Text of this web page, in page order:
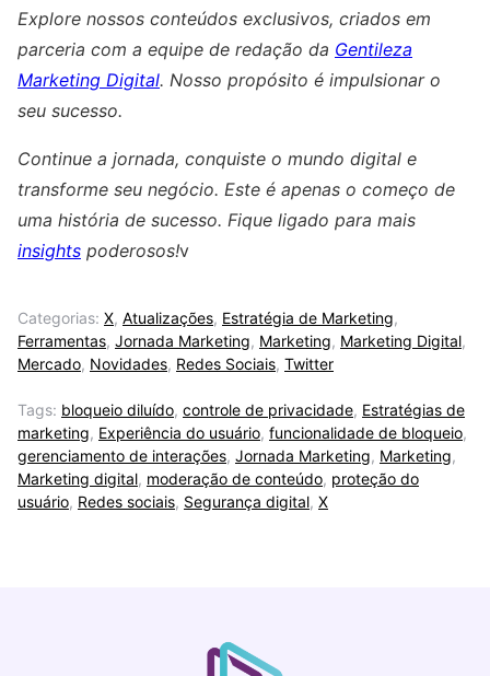
Explore nossos conteúdos exclusivos, criados em
parceria com a equipe de redação da Gentileza
Marketing Digital. Nosso propósito é impulsionar o
seu sucesso.
Continue a jornada, conquiste o mundo digital e
transforme seu negócio. Este é apenas o começo de
uma história de sucesso. Fique ligado para mais
insights poderosos!v
Categorias: X, Atualizações, Estratégia de Marketing,
Ferramentas, Jornada Marketing, Marketing, Marketing Digital,
Mercado, Novidades, Redes Sociais, Twitter
Tags: bloqueio diluído, controle de privacidade, Estratégias de
marketing, Experiência do usuário, funcionalidade de bloqueio,
gerenciamento de interações, Jornada Marketing, Marketing,
Marketing digital, moderação de conteúdo, proteção do
usuário, Redes sociais, Segurança digital, X